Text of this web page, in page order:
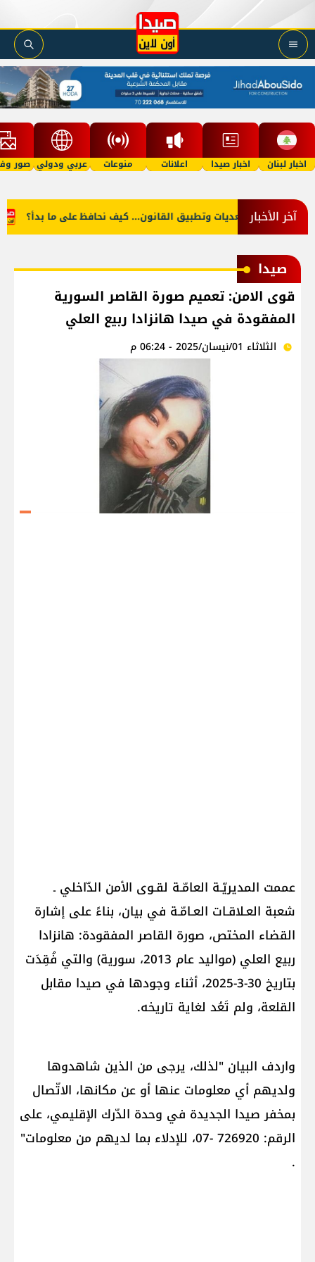
اخبار لبنان اخبار صيدا اعلانات منوعات عربي ودولي صور
آخر الأخبار
بين إزالة التعديات وتطبيق القانون... كيف نحافظ على ما بدأ؟
صيدا
قوى الامن: تعميم صورة القاصر السورية
المفقودة في صيدا هانزادا ربيع العلي
الثلاثاء 01/نيسان/2025 - 06:24 م
عممت المديريّـة العامّـة لقـوى الأمن الدّاخلي ـ
شعبة العـلاقـات العـامّـة في بيان، بناءً على إشارة
القضاء المختص، صورة القاصر المفقودة: هانزادا
ربيع العلي (مواليد عام 2013، سورية) والتي فُقِدَت
بتاريخ 30-3-2025، أثناء وجودها في صيدا مقابل
القلعة، ولم تَعُد لغاية تاريخه.
واردف البيان "لذلك، يرجى من الذين شاهدوها
ولديهم أي معلومات عنها أو عن مكانها، الاتّصال
بمخفر صيدا الجديدة في وحدة الدّرك الإقليمي، على
الرقم: 726920 -07، للإدلاء بما لديهم من معلومات"
.